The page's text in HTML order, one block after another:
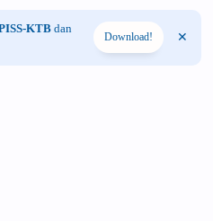
KTB dan
Download!